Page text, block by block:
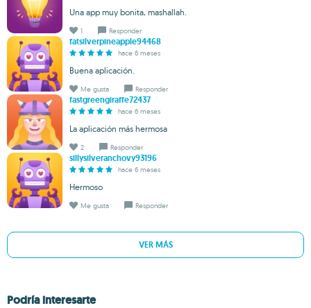
Una app muy bonita, mashallah.
1 Responder
fatsilverpineapple94468
hace 6 meses
Buena aplicación.
Me gusta Responder
fastgreengiraffe72437
hace 6 meses
La aplicación más hermosa
2 Responder
sillysilveranchovy93196
hace 6 meses
Hermoso
Me gusta Responder
VER MÁS
Podría interesarte